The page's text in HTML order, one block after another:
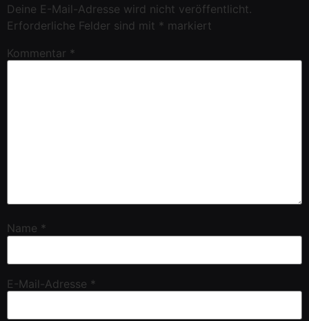
Deine E-Mail-Adresse wird nicht veröffentlicht.
Erforderliche Felder sind mit * markiert
Kommentar *
Name *
E-Mail-Adresse *